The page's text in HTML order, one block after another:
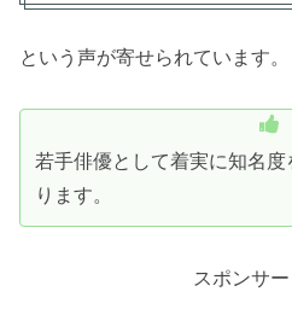
という声が寄せられています。
若手俳優として着実に知名
ります。
スポンサ